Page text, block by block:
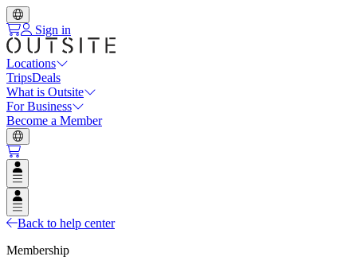
Sign in
Locations
TripsDeals
What is Outsite
For Business
Become a Member
Open user menu
Open user menu
Back to help center
Membership